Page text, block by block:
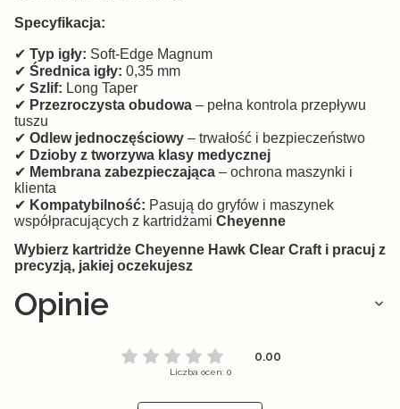
Specyfikacja:
✔ Typ igły: Soft-Edge Magnum
✔ Średnica igły: 0,35 mm
✔ Szlif: Long Taper
✔ Przezroczysta obudowa – pełna kontrola przepływu
tuszu
✔ Odlew jednoczęściowy – trwałość i bezpieczeństwo
✔ Dzioby z tworzywa klasy medycznej
✔ Membrana zabezpieczająca – ochrona maszynki i
klienta
✔ Kompatybilność: Pasują do gryfów i maszynek
współpracujących z kartridżami Cheyenne
Wybierz kartridże Cheyenne Hawk Clear Craft i pracuj z
precyzją, jakiej oczekujesz
Opinie
0.00
Liczba ocen: 0